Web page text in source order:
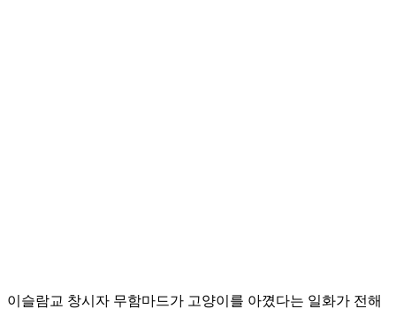
이슬람교 창시자 무함마드가 고양이를 아꼈다는 일화가 전해